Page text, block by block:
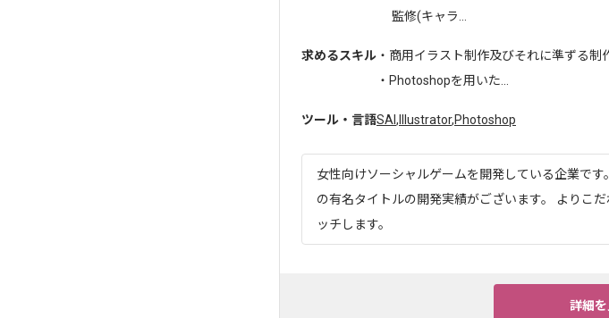
監修(キャラ...
求めるスキル ・商用イラスト制作及びそれに準ずる制
・Photoshopを用いた...
ツール・言語SAI , Illustrator,Photoshop
女性向けソーシャルゲームを開発している企業で
の有名タイトルの開発実績がございます。 よりこ
ッチします。
詳細